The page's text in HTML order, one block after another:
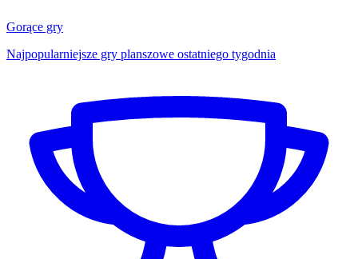
Gorące gry
Najpopularniejsze gry planszowe ostatniego tygodnia